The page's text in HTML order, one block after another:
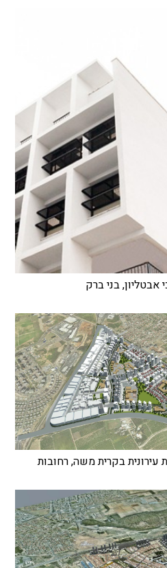
אבטליון, בני ברק
בקרית משה, רחובות